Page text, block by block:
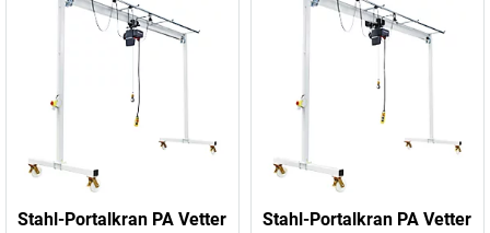
Stahl-Portalkran PA Vetter Stahl-Portalkran PA Vetter